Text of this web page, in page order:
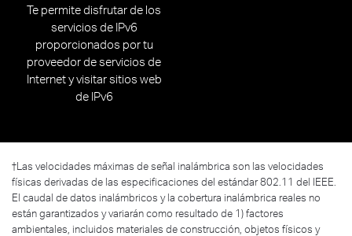
Te permite disfrutar de los
servicios de IPv6
proporcionados por tu
proveedor de servicios de
Internet y visitar sitios web
de IPv6
†Las velocidades máximas de señal inalámbrica son las velocidades
físicas derivadas de las especificaciones del estándar 802.11 del IEEE.
El caudal de datos inalámbricos y la cobertura inalámbrica reales no
están garantizados y variarán como resultado de 1) factores
ambientales, incluidos materiales de construcción, objetos físicos y